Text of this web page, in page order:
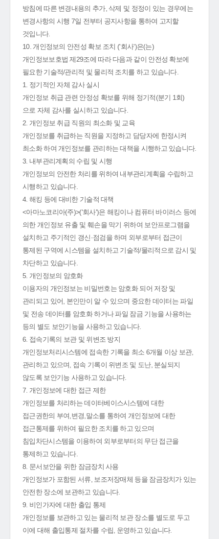
방침에 따른 변경내용의 추가, 삭제 및 정정이 있는 경우에는
변경사항의 시행 7일 전부터 공지사항을 통하여 고지할
것입니다.
10. 개인정보의 안전성 확보 조치 ('회사')은(는)
개인정보보호법 제29조에 따라 다음과 같이 안전성 확보에
필요한 기술적/관리적 및 물리적 조치를 하고 있습니다.
1. 정기적인 자체 감사 실시
개인정보 취급 관련 안정성 확보를 위해 정기적(분기 1회)
으로 자체 감사를 실시하고 있습니다.
2. 개인정보 취급 직원의 최소화 및 교육
개인정보를 취급하는 직원을 지정하고 담당자에 한정시켜
최소화 하여 개인정보를 관리하는 대책을 시행하고 있습니다.
3. 내부관리계획의 수립 및 시행
개인정보의 안전한 처리를 위하여 내부관리계획을 수립하고
시행하고 있습니다.
4. 해킹 등에 대비한 기술적 대책
<아마노코리아(주)>('회사')은 해킹이나 컴퓨터 바이러스 등에
의한 개인정보 유출 및 훼손을 막기 위하여 보안프로그램을
설치하고 주기적인 갱신·점검을 하며 외부로부터 접근이
통제된 구역에 시스템을 설치하고 기술적/물리적으로 감시 및
차단하고 있습니다.
5. 개인정보의 암호화
이용자의 개인정보는 비밀번호는 암호화 되어 저장 및
관리되고 있어, 본인만이 알 수 있으며 중요한 데이터는 파일
및 전송 데이터를 암호화 하거나 파일 잠금 기능을 사용하는
등의 별도 보안기능을 사용하고 있습니다.
6. 접속기록의 보관 및 위변조 방지
개인정보처리시스템에 접속한 기록을 최소 6개월 이상 보관,
관리하고 있으며, 접속 기록이 위변조 및 도난, 분실되지
않도록 보안기능 사용하고 있습니다.
7. 개인정보에 대한 접근 제한
개인정보를 처리하는 데이터베이스시스템에 대한
접근권한의 부여,변경,말소를 통하여 개인정보에 대한
접근통제를 위하여 필요한 조치를 하고 있으며
침입차단시스템을 이용하여 외부로부터의 무단 접근을
통제하고 있습니다.
8. 문서보안을 위한 잠금장치 사용
개인정보가 포함된 서류, 보조저장매체 등을 잠금장치가 있는
안전한 장소에 보관하고 있습니다.
9. 비인가자에 대한 출입 통제
개인정보를 보관하고 있는 물리적 보관 장소를 별도로 두고
이에 대해 출입통제 절차를 수립, 운영하고 있습니다.